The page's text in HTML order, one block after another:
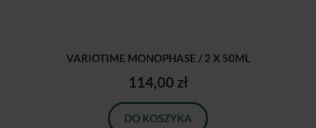
VARIOTIME MONOPHASE / 2 X 50ML
114,00 zł
DO KOSZYKA